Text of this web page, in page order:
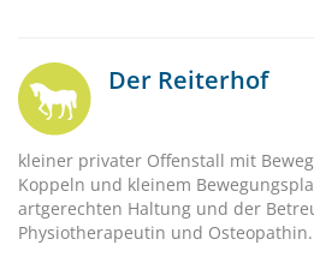
Der Reiterhof
kleiner privater Offenstall mit
Koppeln und kleinem
artgerechten Haltung und der
Physiotherapeutin und Osteopathin.